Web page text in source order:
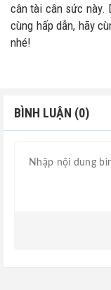
cân tài cân sức này.
cùng hấp dẫn, hãy
nhé!
BÌNH LUẬN (0)